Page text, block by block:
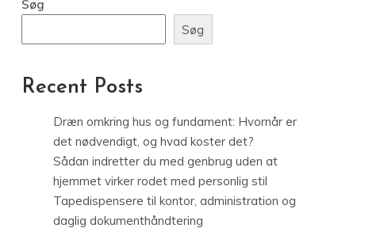
Søg
Søg
Recent Posts
Dræn omkring hus og fundament: Hvornår er
det nødvendigt, og hvad koster det?
Sådan indretter du med genbrug uden at
hjemmet virker rodet med personlig stil
Tapedispensere til kontor, administration og
daglig dokumenthåndtering